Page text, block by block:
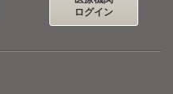
ログイン